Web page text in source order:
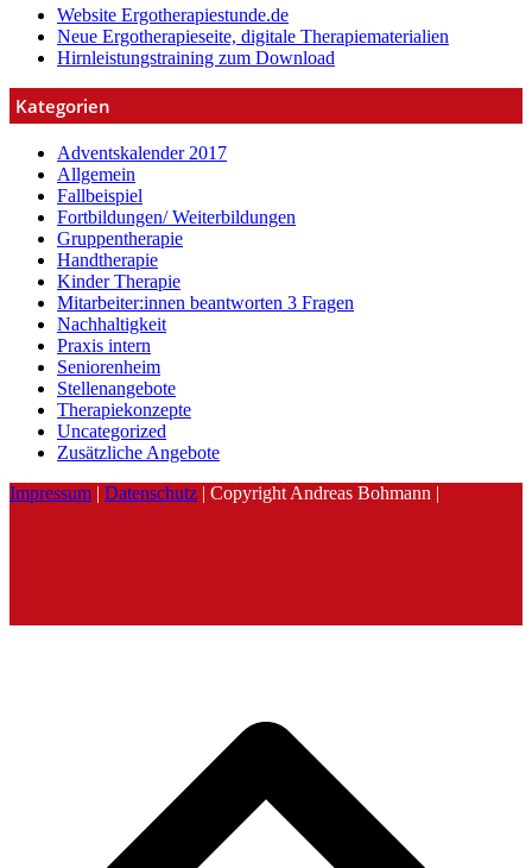
Website Ergotherapiestunde.de
Neue Ergotherapieseite, digitale Therapiematerialien
Hirnleistungstraining zum Download
Kategorien
Adventskalender 2017
Allgemein
Fallbeispiel
Fortbildungen/ Weiterbildungen
Gruppentherapie
Handtherapie
Kinder Therapie
Mitarbeiter:innen beantworten 3 Fragen
Nachhaltigkeit
Praxis intern
Seniorenheim
Stellenangebote
Therapiekonzepte
Uncategorized
Zusätzliche Angebote
Impressum | Datenschutz | Copyright Andreas Bohmann |